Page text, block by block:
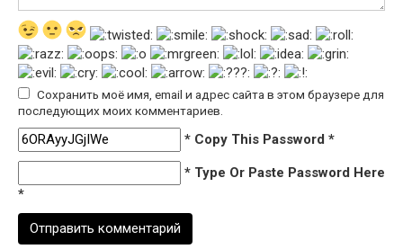
Сохранить моё имя, email и адрес сайта в этом браузере для
последующих моих комментариев.
* Copy This Password *
* Type Or Paste Password Here
*